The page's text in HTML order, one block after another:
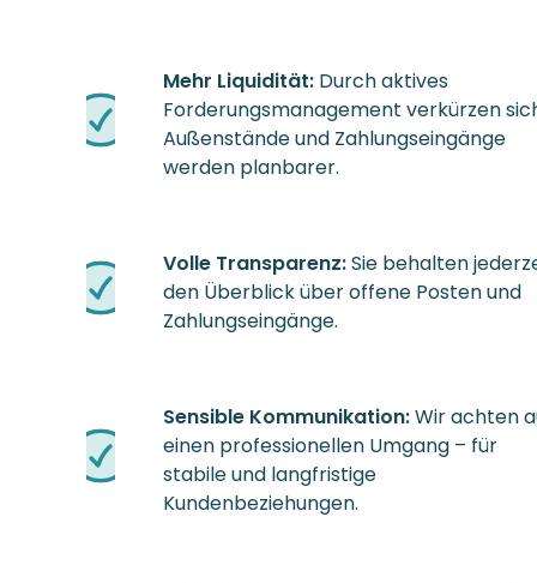
Mehr Liquidität: Durch aktives
Forderungsmanagement verkürzen
Außenstände und Zahlungseingänge
werden planbarer.
Volle Transparenz:Sie behalten
den Überblick über offene Posten und
Zahlungseingänge.
Sensible Kommunikation:Wir achten
einen professionellen Umgang – für
stabile und langfristige
Kundenbeziehungen.